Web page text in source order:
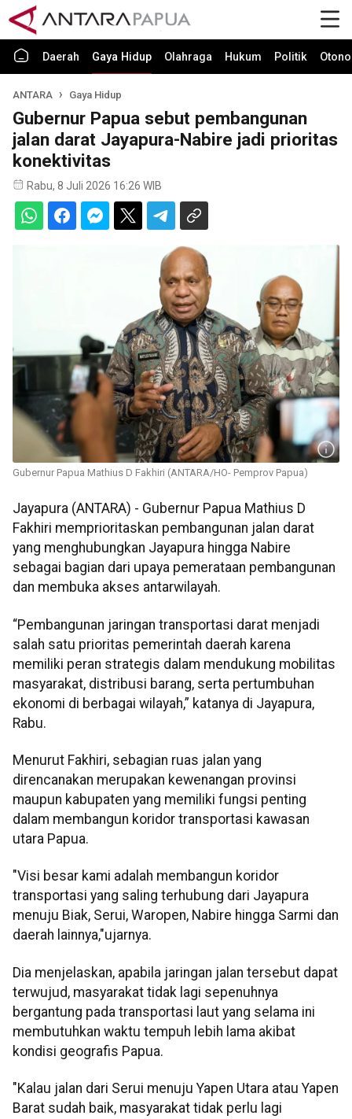
Daerah Gaya Hidup Olahraga Hukum Politik
ANTARA Gaya Hidup
Gubernur Papua sebut pembangunan
jalan darat Jayapura-Nabire jadi prioritas
konektivitas
Rabu, 8 Juli 2026 16:26 WIB
Gubernur Papua Mathius D Fakhiri (ANTARA/HO- Pemprov Papua)
Jayapura (ANTARA) - Gubernur Papua Mathius D
Fakhiri memprioritaskan pembangunan jalan darat
yang menghubungkan Jayapura hingga Nabire
sebagai bagian dari upaya pemerataan pembangunan
dan membuka akses antarwilayah.
“Pembangunan jaringan transportasi darat menjadi
salah satu prioritas pemerintah daerah karena
memiliki peran strategis dalam mendukung mobilitas
masyarakat, distribusi barang, serta pertumbuhan
ekonomi di berbagai wilayah,” katanya di Jayapura,
Rabu.
Menurut Fakhiri, sebagian ruas jalan yang
direncanakan merupakan kewenangan provinsi
maupun kabupaten yang memiliki fungsi penting
dalam membangun koridor transportasi kawasan
utara Papua.
"Visi besar kami adalah membangun koridor
transportasi yang saling terhubung dari Jayapura
menuju Biak, Serui, Waropen, Nabire hingga Sarmi dan
daerah lainnya,"ujarnya.
Dia menjelaskan, apabila jaringan jalan tersebut dapat
terwujud, masyarakat tidak lagi sepenuhnya
bergantung pada transportasi laut yang selama ini
membutuhkan waktu tempuh lebih lama akibat
kondisi geografis Papua.
"Kalau jalan dari Serui menuju Yapen Utara atau Yapen
Barat sudah baik, masyarakat tidak perlu lagi